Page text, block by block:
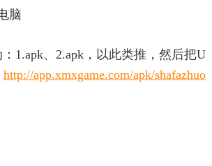
脑
1.apk、2.apk，以此类推，然后把U
http://app.xmxgame.com/apk/shafazhuo